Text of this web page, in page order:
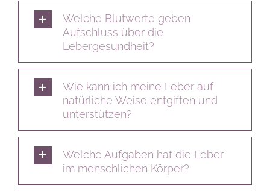
Welche Blutwerte geben
Aufschluss über die
Lebergesundheit?
Wie kann ich meine Leber auf
natürliche Weise entgiften und
unterstützen?
Welche Aufgaben hat die Leber
im menschlichen Körper?